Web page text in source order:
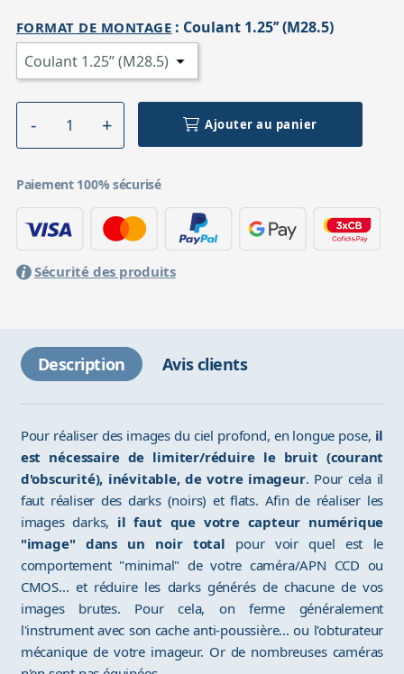
FORMAT DE MONTAGE : Coulant 1.25’’ (M28.5)
Ajouter au panier
Paiement 100% sécurisé
Sécurité des produits
Description Avis clients
Pour réaliser des images du ciel profond, en longue pose, il
est nécessaire de limiter/réduire le bruit (courant
d'obscurité), inévitable, de votre imageur. Pour cela il
faut réaliser des darks (noirs) et flats. Afin de réaliser les
images darks, il faut que votre capteur numérique
"image" dans un noir total pour voir quel est le
comportement "minimal" de votre caméra/APN CCD ou
CMOS... et réduire les darks générés de chacune de vos
images brutes. Pour cela, on ferme généralement
l'instrument avec son cache anti-poussière... ou l'obturateur
mécanique de votre imageur. Or de nombreuses caméras